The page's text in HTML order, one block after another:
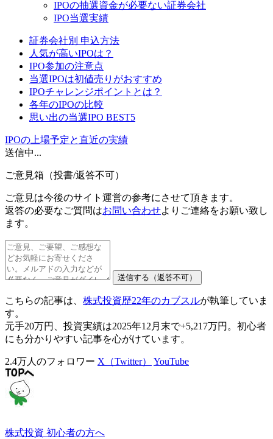
IPOの抽選資金が必要ない証券会社
IPO当選実績
証券会社別 申込方法
人気が高いIPOは？
IPO参加の注意点
当選IPOは初値売りがおすすめ
IPOチャレンジポイントとは？
各年のIPOの比較
思い出の当選IPO BEST5
IPOの上場予定と直近の実績
送信中...
ご意見箱（投書/返答不可）
ご意見は今後のサイト運営の参考にさせて頂きます。
返答の必要なご質問はお問い合わせよりご連絡をお願い致し
ます。
こちらの記事は、 株式投資歴22年のカブスルが執筆していま
す。
元手20万円、投資実績は2025年12月末で+5,217万円。初心者
にも分かりやすい記事を心がけています。
2.4万人のフォロワー X（Twitter） YouTube
株式投資 初心者の方へ